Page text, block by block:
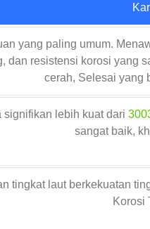
yang paling umum.
dan resistensi korosi yang
cerah, Selesai yang
signifikan lebih kuat dari
sangat baik,
tingkat laut berkekuatan
Korosi